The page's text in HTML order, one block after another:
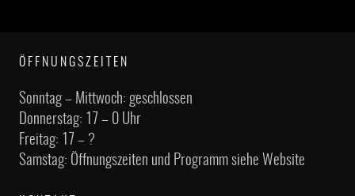
ÖFFNUNGSZEITEN
Sonntag – Mittwoch: geschlossen
Donnerstag: 17 – 0 Uhr
Freitag: 17 – ?
Samstag: Öffnungszeiten und Programm siehe Website